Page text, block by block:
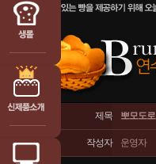
제목 뽀모도로
작성자 운영자